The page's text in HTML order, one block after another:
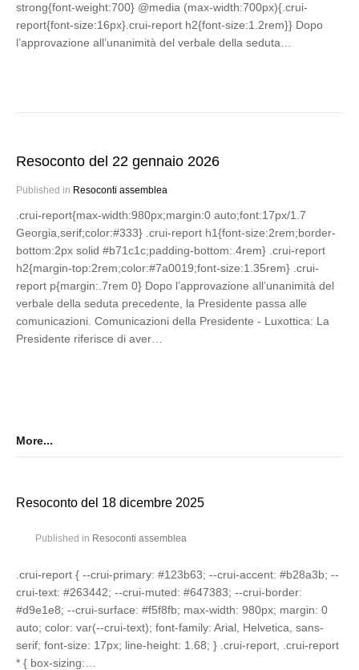
strong{font-weight:700} @media (max-width:700px){.crui-
report{font-size:16px}.crui-report h2{font-size:1.2rem}} Dopo
l’approvazione all’unanimità del verbale della seduta…
Resoconto del 22 gennaio 2026
Published in Resoconti assemblea
.crui-report{max-width:980px;margin:0 auto;font:17px/1.7
Georgia,serif;color:#333} .crui-report h1{font-size:2rem;border-
bottom:2px solid #b71c1c;padding-bottom:.4rem} .crui-report
h2{margin-top:2rem;color:#7a0019;font-size:1.35rem} .crui-
report p{margin:.7rem 0} Dopo l’approvazione all’unanimità del
verbale della seduta precedente, la Presidente passa alle
comunicazioni. Comunicazioni della Presidente - Luxottica: La
Presidente riferisce di aver…
More...
Resoconto del 18 dicembre 2025
Published in Resoconti assemblea
.crui-report { --crui-primary: #123b63; --crui-accent: #b28a3b; --
crui-text: #263442; --crui-muted: #647383; --crui-border:
#d9e1e8; --crui-surface: #f5f8fb; max-width: 980px; margin: 0
auto; color: var(--crui-text); font-family: Arial, Helvetica, sans-
serif; font-size: 17px; line-height: 1.68; } .crui-report, .crui-report
* { box-sizing:…